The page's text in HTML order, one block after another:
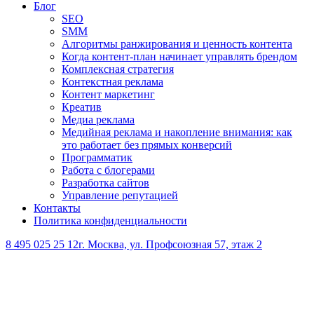
Блог
SEO
SMM
Алгоритмы ранжирования и ценность контента
Когда контент-план начинает управлять брендом
Комплексная стратегия
Контекстная реклама
Контент маркетинг
Креатив
Медиа реклама
Медийная реклама и накопление внимания: как
это работает без прямых конверсий
Программатик
Работа с блогерами
Разработка сайтов
Управление репутацией
Контакты
Политика конфиденциальности
8 495 025 25 12г. Москва, ул. Профсоюзная 57, этаж 2